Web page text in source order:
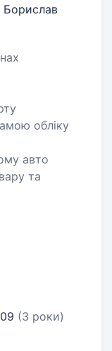
Борислав
обліку
авто
та
(3 роки)